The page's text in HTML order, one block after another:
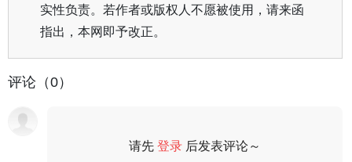
实性负责。若作者或版权人不愿被使用，请来函
指出，本网即予改正。
评论（0）
请先登录 后发表评论～